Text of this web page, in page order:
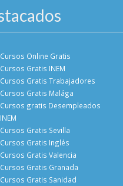
Cursos Online Gratis
Cursos Gratis INEM
Cursos Gratis Trabajadores
Cursos Gratis Malága
Cursos gratis Desempleados
INEM
Cursos Gratis Sevilla
Cursos Gratis Inglés
Cursos Gratis Valencia
Cursos Gratis Granada
Cursos Gratis Sanidad